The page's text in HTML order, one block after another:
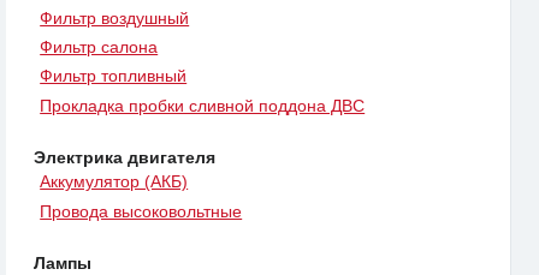
Фильтр воздушный
Фильтр салона
Фильтр топливный
Прокладка пробки сливной поддона ДВС
Электрика двигателя
Аккумулятор (АКБ)
Провода высоковольтные
Лампы